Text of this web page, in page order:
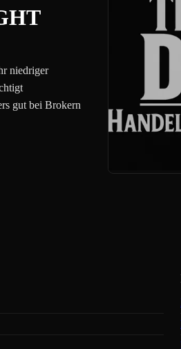
niedriger
gut bei Brokern